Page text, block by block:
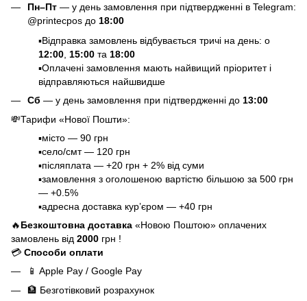
Пн–Пт — у день замовлення при підтвердженні в Telegram:
@printecpos до 18:00
▪️Відправка замовлень відбувається тричі на день: о
12:00 15:00 та 18:00
▪️Оплачені замовлення мають найвищий пріоритет і
відправляються найшвидше
Сб — у день замовлення при підтвердженні до 13:00
💸Тарифи «Нової Пошти»:
▪️місто — 90 грн
▪️село/смт — 120 грн
▪️післяплата — +20 грн + 2% від суми
▪️замовлення з оголошеною вартістю більшою за 500 грн
— +0.5%
▪️адресна доставка кур’єром — +40 грн
🔥Безкоштовна доставка «Новою Поштою» оплачених
замовлень від 2000 грн !
💳 Способи оплати
📱 Apple Pay / Google Pay
🏦 Безготівковий розрахунок